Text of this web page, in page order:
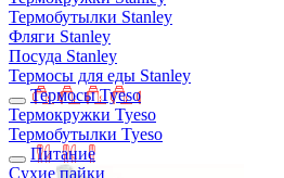
Термобутылки Stanley
Фляги Stanley
Посуда Stanley
Термосы для еды Stanley
Термосы Tyeso
Термокружки Tyeso
Термобутылки Tyeso
Питание
Сухие пайки